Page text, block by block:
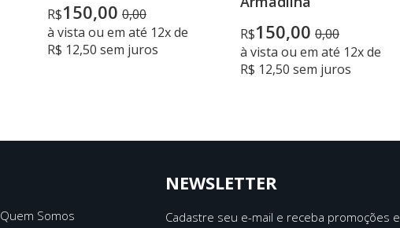
R$150,00 0,00
à vista ou em até 12x de
R$ 12,50 sem juros
R$150,00 0,00
à vista ou em até 12x de
R$ 12,50 sem juros
Quem Somos
NEWSLETTER
Cadastre seu e-mail e receba promoções e